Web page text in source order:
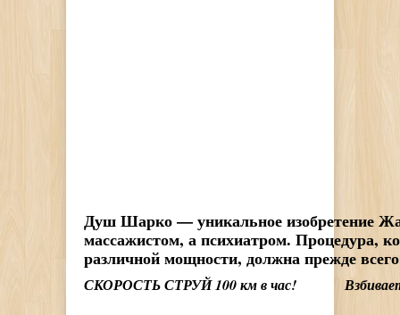
Душ Шарко — уникальное изобретение
массажистом, а психиатром. Процедура,
различной мощности, должна прежде
СКОРОСТЬ СТРУЙ 100 км в час! Взбивает